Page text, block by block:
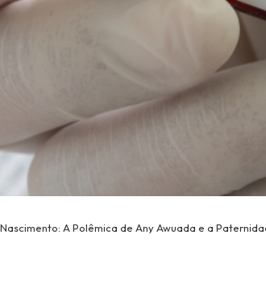
A Polêmica de Any Awuada e a